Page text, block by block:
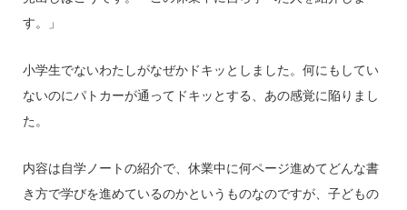
す。」
小学生でないわたしがなぜかドキッとしました。何にもしてい
ないのにパトカーが通ってドキッとする、あの感覚に陥りまし
た。
内容は自学ノートの紹介で、休業中に何ページ進めてどんな書
き方で学びを進めているのかというものなのですが、子どもの